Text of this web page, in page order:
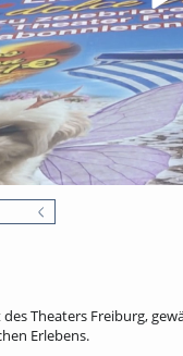
Theaters Freiburg,
Erlebens.